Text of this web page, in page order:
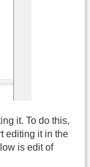
it. To do this,
editing it in the
is edit of